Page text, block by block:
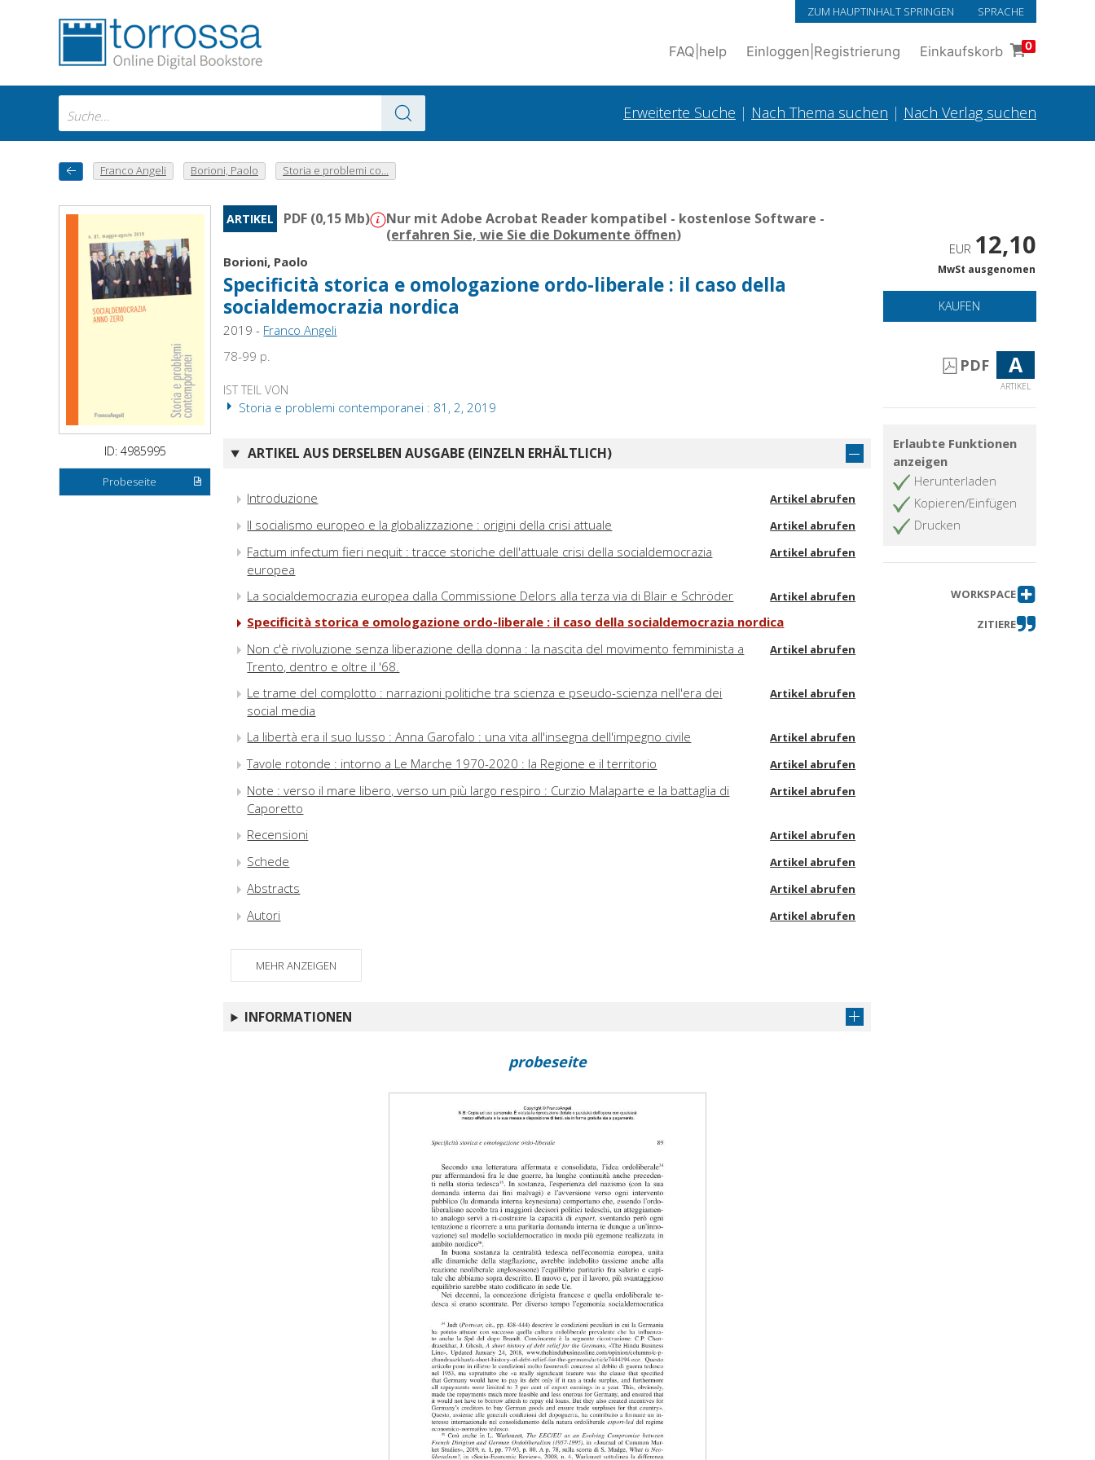
ZUM HAUPTINHALT SPRINGEN SPRACHE
FAQ help Einloggen Registrierung Einkaufskorb 0
Erweiterte Suche | Nach Thema suchen | Nach Verlag suchen
Franco Angeli Borioni, Paolo Storia e problemi co...
ID: 4985995
Probeseite
ARTIKEL PDF (0,15 Mb)
Nur mit Adobe Acrobat Reader kompatibel - kostenlose Software -
(erfahren Sie, wie Sie die Dokumente öffnen)
Borioni, Paolo
Specificità storica e omologazione ordo-liberale : il caso della
socialdemocrazia nordica
2019 - Franco Angeli
78-99 p.
IST TEIL VON
Storia e problemi contemporanei : 81, 2, 2019
ARTIKEL AUS DERSELBEN AUSGABE (EINZELN ERHÄLTLICH)
Introduzione Artikel abrufen
Il socialismo europeo e la globalizzazione : origini della crisi attuale Artikel abrufen
Factum infectum fieri nequit : tracce storiche dell'attuale crisi della socialdemocrazia
europea
Artikel abrufen
La socialdemocrazia europea dalla Commissione Delors alla terza via di Blair e Schröder Artikel abrufen
Specificità storica e omologazione ordo-liberale : il caso della socialdemocrazia nordica
Non c'è rivoluzione senza liberazione della donna : la nascita del movimento femminista a
Trento, dentro e oltre il '68.
Artikel abrufen
Le trame del complotto : narrazioni politiche tra scienza e pseudo-scienza nell'era dei
social media
Artikel abrufen
La libertà era il suo lusso : Anna Garofalo : una vita all'insegna dell'impegno civile Artikel abrufen
Tavole rotonde : intorno a Le Marche 1970-2020 : la Regione e il territorio Artikel abrufen
Note : verso il mare libero, verso un più largo respiro : Curzio Malaparte e la battaglia di
Caporetto
Artikel abrufen
Recensioni Artikel abrufen
Schede Artikel abrufen
Abstracts Artikel abrufen
Autori Artikel abrufen
MEHR ANZEIGEN
INFORMATIONEN
EUR 12,10
MwSt ausgenomen
KAUFEN
PDF A
ARTIKEL
Erlaubte Funktionen
anzeigen
Herunterladen
Kopieren/Einfügen
Drucken
WORKSPACE
ZITIERE
probeseite